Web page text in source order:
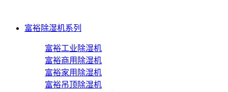
富裕除湿机系列
富裕工业除湿机
富裕商用除湿机
富裕家用除湿机
富裕吊顶除湿机